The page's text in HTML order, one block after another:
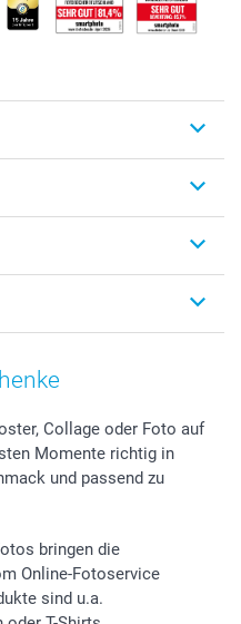
Collage oder Foto auf
Momente richtig in
und passend zu
bringen die
Online-Fotoservice
sind u.a.